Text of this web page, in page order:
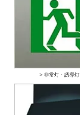
> 非常灯・誘導灯